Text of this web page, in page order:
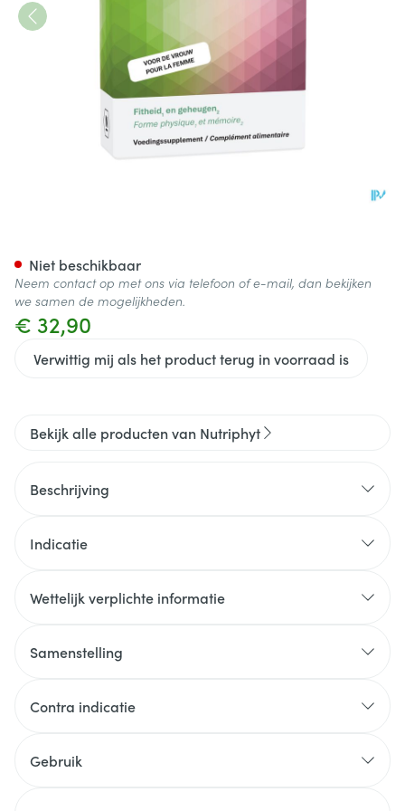
€ 32,90
Verwittig mij als het product terug in voorraad is
Niet beschikbaar
Neem contact op met ons via telefoon of e-mail, dan bekijken
we samen de mogelijkheden.
Bekijk alle producten van Nutriphyt
Beschrijving
Indicatie
Wettelijk verplichte informatie
Samenstelling
Contra indicatie
Gebruik